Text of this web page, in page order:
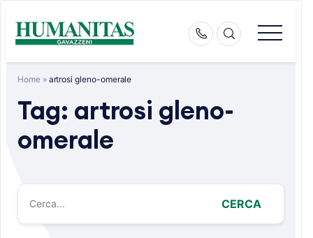
content
Home» artrosi gleno-omerale
Tag: artrosi gleno-
omerale
CERCA